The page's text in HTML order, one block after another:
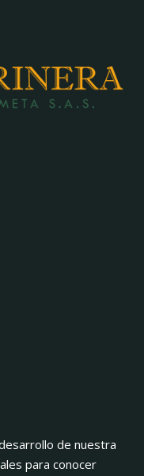
de nuestra
para conocer